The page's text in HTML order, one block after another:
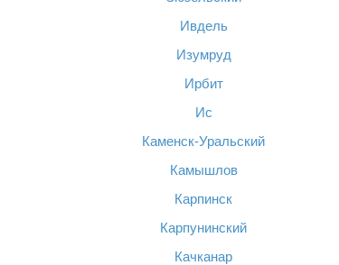
Ивдель
Изумруд
Ирбит
Ис
Каменск-Уральский
Камышлов
Карпинск
Карпунинский
Качканар